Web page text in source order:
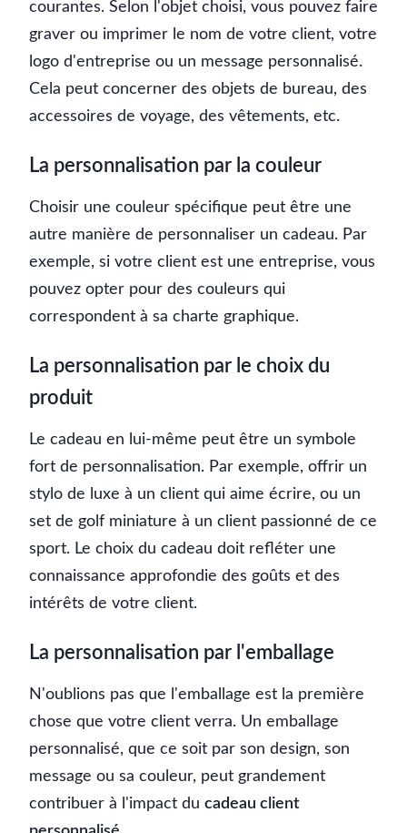
courantes. Selon l'objet choisi, vous pouvez faire
graver ou imprimer le nom de votre client, votre
logo d'entreprise ou un message personnalisé.
Cela peut concerner des objets de bureau, des
accessoires de voyage, des vêtements, etc.
La personnalisation par la couleur
Choisir une couleur spécifique peut être une
autre manière de personnaliser un cadeau. Par
exemple, si votre client est une entreprise, vous
pouvez opter pour des couleurs qui
correspondent à sa charte graphique.
La personnalisation par le choix du
produit
Le cadeau en lui-même peut être un symbole
fort de personnalisation. Par exemple, offrir un
stylo de luxe à un client qui aime écrire, ou un
set de golf miniature à un client passionné de ce
sport. Le choix du cadeau doit refléter une
connaissance approfondie des goûts et des
intérêts de votre client.
La personnalisation par l'emballage
N'oublions pas que l'emballage est la première
chose que votre client verra. Un emballage
personnalisé, que ce soit par son design, son
message ou sa couleur, peut grandement
contribuer à l'impact du cadeau client